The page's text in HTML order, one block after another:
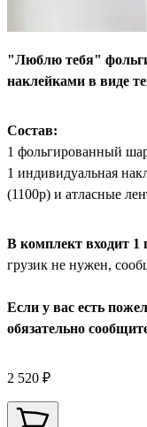
"Люблю тебя"
наклейками в виде
Состав:
1 фольгированный
1 индивидуальная
(1100р) и атласные
В комплект входит 1
грузик не нужен,
Если у вас есть
обязательно
2 520 ₽